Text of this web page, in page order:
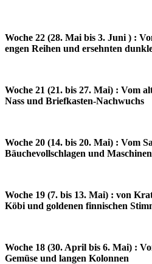
Woche 22 (28. Mai bis 3. Juni ) :
engen Reihen und ersehnten
Woche 21 (21. bis 27. Mai) : Vom
Nass und Briefkasten-Nachwuchs
Woche 20 (14. bis 20. Mai) : Vom
Bäuchevollschlagen und
Woche 19 (7. bis 13. Mai) : von
Köbi und goldenen finnischen
Woche 18 (30. April bis 6. Mai) :
Gemüse und langen Kolonnen